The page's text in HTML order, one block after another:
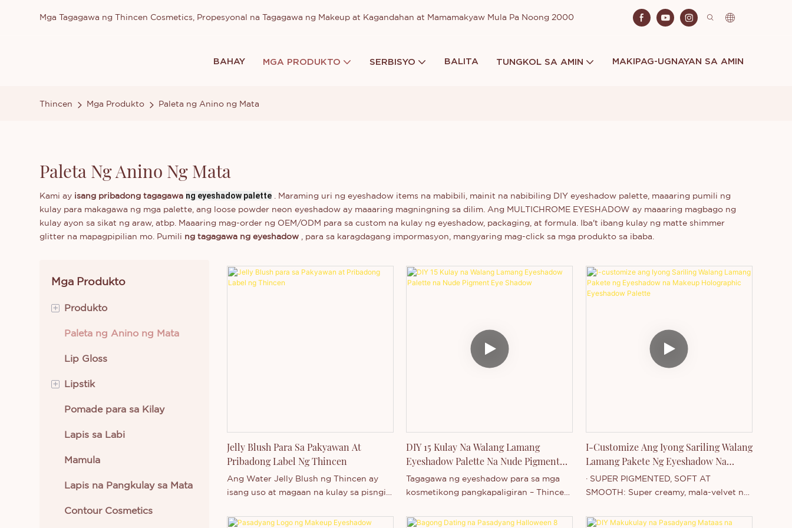
Mga Tagagawa ng Thincen Cosmetics, Propesyonal na Tagagawa ng Makeup at Kagandahan at Mamamakyaw Mula Pa Noong 2000
BAHAY MGA PRODUKTO SERBISYO BALITA TUNGKOL SA AMIN MAKIPAG-UGNAYAN SA AMIN
Thincen Mga Produkto Paleta ng Anino ng Mata
Paleta Ng Anino Ng Mata
Kami ay isang pribadong tagagawa ng eyeshadow palette . Maraming uri ng eyeshadow items na mabibili, mainit na nabibiling DIY eyeshadow palette, maaaring pumili ng
kulay para makagawa ng mga palette, ang loose powder neon eyeshadow ay maaaring magningning sa dilim. Ang MULTICHROME EYESHADOW ay maaaring magbago ng
kulay ayon sa sikat ng araw, atbp. Maaaring mag-order ng OEM/ODM para sa custom na kulay ng eyeshadow, packaging, at formula. Iba't ibang kulay ng matte shimmer
glitter na mapagpipilian mo. Pumili ng tagagawa ng eyeshadow , para sa karagdagang impormasyon, mangyaring mag-click sa mga produkto sa ibaba.
Mga Produkto
+ Produkto
Pampaganda sa Mata
Pampaganda sa Labi
Mga Kagamitan sa
Paleta ng Anino ng Mata
Lip Gloss
+ Lipstik
Krem na Lipstik
Likidong Lipstick
Pomade para sa Kilay
Lapis sa Labi
Mamula
Lapis na Pangkulay sa Mata
Contour Cosmetics
Jelly Blush Para Sa Pakyawan At
Pribadong Label Ng Thincen
Ang Water Jelly Blush ng Thincen ay
isang uso at magaan na kulay sa pisngi
at mahamog na kinang na may
DIY 15 Kulay Na Walang Lamang
Eyeshadow Palette Na Nude Pigment
Eye Shadow
Tagagawa ng eyeshadow para sa mga
kosmetikong pangkapaligiran – Thincen
produkto ay kinabibilangan ng: lipstick,
I-Customize Ang Iyong Sariling Walang
Lamang Pakete Ng Eyeshadow Na
Makeup Holographic Eyeshadow
Palette
· SUPER PIGMENTED, SOFT AT
SMOOTH: Super creamy, mala-velvet na
i-blend.· MATATAG NA KULAY: